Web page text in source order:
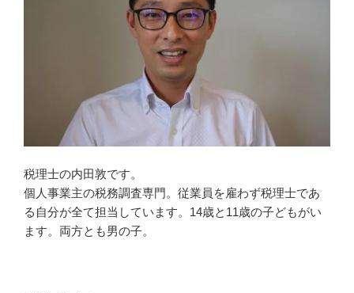
税理士の内田敦です。
個人事業主の税務調査専門。従業員を雇わず税理士であ
る自分が全て担当しています。14歳と11歳の子どもがい
ます。両方とも男の子。